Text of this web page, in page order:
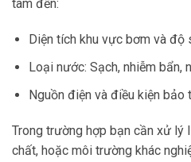
tâm đến:
Diện tích khu vực bơm và độ
Loại nước: Sạch, nhiễm bẩn,
Nguồn điện và điều kiện bảo
Trong trường hợp bạn cần xử lý
chất, hoặc môi trường khác